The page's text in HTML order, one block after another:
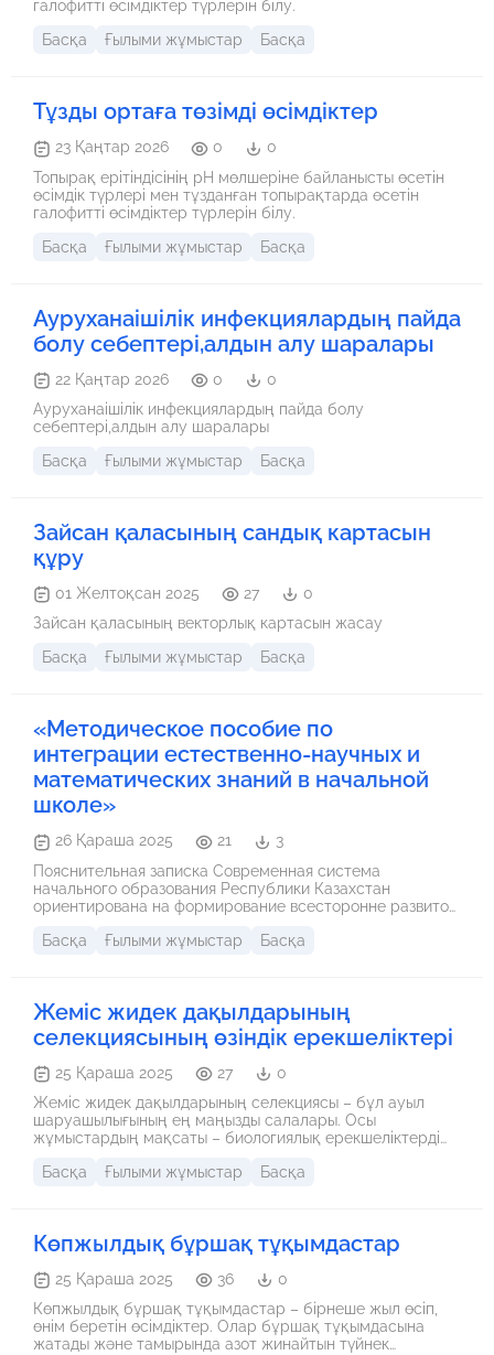
галофитті өсімдіктер түрлерін білу.
Басқа
Ғылыми жұмыстар Басқа
Тұзды ортаға төзімді өсімдіктер
23 Қаңтар 2026 0
0
Топырақ ерітіндісінің рН мөлшеріне байланысты өсетін
өсімдік түрлері мен тұзданған топырақтарда өсетін
галофитті өсімдіктер түрлерін білу.
Басқа
Ғылыми жұмыстар Басқа
Ауруханаішілік инфекциялардың пайда
болу себептері,алдын алу шаралары
22 Қаңтар 2026 0
0
Ауруханаішілік инфекциялардың пайда болу
себептері,алдын алу шаралары
Басқа
Ғылыми жұмыстар Басқа
Зайсан қаласының сандық картасын
құру
01 Желтоқсан 2025 27
0
Зайсан қаласының векторлық картасын жасау
Басқа
Ғылыми жұмыстар Басқа
«Методическое пособие по
интеграции естественно-научных и
математических знаний в начальной
школе»
26 Қараша 2025 21
3
Пояснительная записка Современная система
начального образования Республики Казахстан
ориентирована на формирование всесторонне развитой
знания на практике и адаптироваться к быстро
особое внимание уделяется развитию межпредметных
компетенций, исследовательских умений и
функциональной грамотности учащихся. Развитие
интегративного подхода в начальном образовании
является актуальной задачей современной педагогики
Казахстана. В условиях реализации обновленного
содержания образования и перехода к 12-летнему
обучению, особое внимание уделяется формированию у
критического мышления, способности к применению
Басқа Ғылыми жұмыстар Басқа
Жеміс жидек дақылдарының
селекциясының өзіндік ерекшеліктері
25 Қараша 2025 27
0
Жеміс жидек дақылдарының селекциясы – бұл ауыл
шаруашылығының ең маңызды салалары. Осы
жұмыстардың мақсаты – биологиялық ерекшеліктерді
сапасы жоғары және ауруларға төзімді жаңа сорттарды
Басқа Ғылыми жұмыстар Басқа
Көпжылдық бұршақ тұқымдастар
25 Қараша 2025 36
0
Көпжылдық бұршақ тұқымдастар – бірнеше жыл өсіп,
өнім беретін өсімдіктер. Олар бұршақ тұқымдасына
жатады және тамырында азот жинайтын түйнек